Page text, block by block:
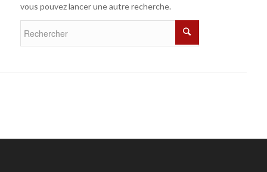
vous pouvez lancer une autre recherche.